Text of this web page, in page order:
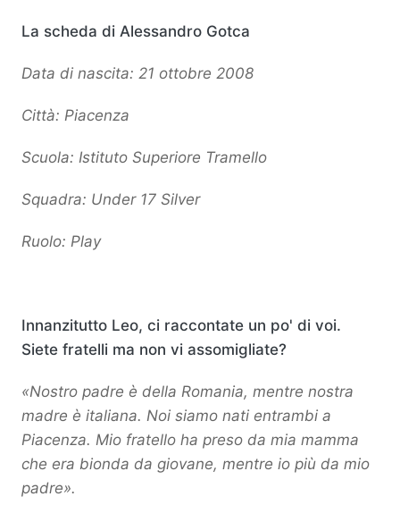
La scheda di Alessandro Gotca
Data di nascita: 21 ottobre 2008
Città: Piacenza
Scuola: Istituto Superiore Tramello
Squadra: Under 17 Silver
Ruolo: Play
Innanzitutto Leo, ci raccontate un po' di voi.
Siete fratelli ma non vi assomigliate?
«Nostro padre è della Romania, mentre nostra
madre è italiana. Noi siamo nati entrambi a
Piacenza. Mio fratello ha preso da mia mamma
che era bionda da giovane, mentre io più da mio
padre».